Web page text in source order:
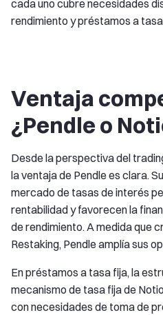
cada uno cubre necesidades
rendimiento y préstamos a
Ventaja
¿Pendle o
Desde la perspectiva del
la ventaja de Pendle es clara.
mercado de tasas de interés
rentabilidad y favorecen la
de rendimiento. A medida que
Restaking, Pendle amplía sus
En préstamos a tasa fija, la
mecanismo de tasa fija de
con necesidades de toma de